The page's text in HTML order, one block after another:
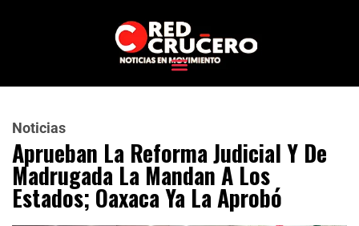
Noticias
Aprueban La Reforma Judicial Y De
Madrugada La Mandan A Los
Estados; Oaxaca Ya La Aprobó